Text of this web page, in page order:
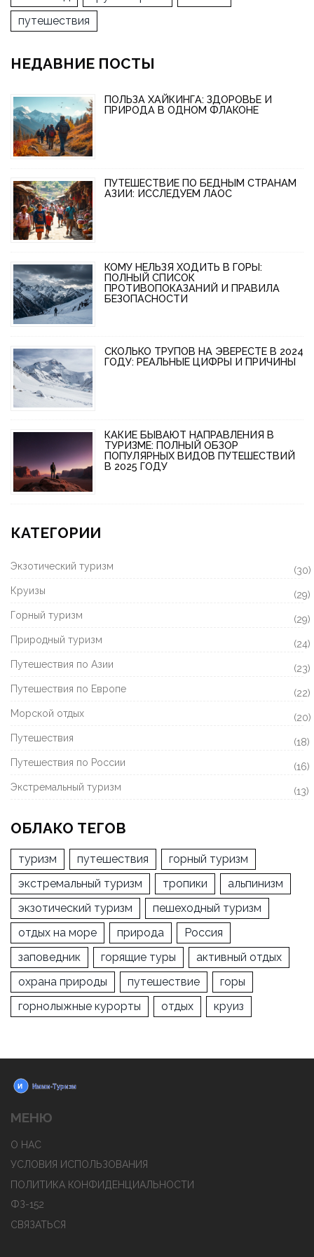
путешествия
НЕДАВНИЕ ПОСТЫ
ПОЛЬЗА ХАЙКИНГА: ЗДОРОВЬЕ И
ПРИРОДА В ОДНОМ ФЛАКОНЕ
ПУТЕШЕСТВИЕ ПО БЕДНЫМ СТРАНАМ
АЗИИ: ИССЛЕДУЕМ ЛАОС
КОМУ НЕЛЬЗЯ ХОДИТЬ В ГОРЫ:
ПОЛНЫЙ СПИСОК
ПРОТИВОПОКАЗАНИЙ И ПРАВИЛА
БЕЗОПАСНОСТИ
СКОЛЬКО ТРУПОВ НА ЭВЕРЕСТЕ В 2024
ГОДУ: РЕАЛЬНЫЕ ЦИФРЫ И ПРИЧИНЫ
КАКИЕ БЫВАЮТ НАПРАВЛЕНИЯ В
ТУРИЗМЕ: ПОЛНЫЙ ОБЗОР
ПОПУЛЯРНЫХ ВИДОВ ПУТЕШЕСТВИЙ
В 2025 ГОДУ
КАТЕГОРИИ
Экзотический туризм
(30)
Круизы
(29)
Горный туризм
(29)
Природный туризм
(24)
Путешествия по Азии
(23)
Путешествия по Европе
(22)
Морской отдых
(20)
Путешествия
(18)
Путешествия по России
(16)
Экстремальный туризм
(13)
ОБЛАКО ТЕГОВ
туризм путешествия
горный туризм
экстремальный туризм
тропики
альпинизм
экзотический туризм
пешеходный туризм
отдых на море
природа
Россия
заповедник
горящие туры
активный отдых
охрана природы
путешествие
горы
горнолыжные курорты
отдых круиз
МЕНЮ
О НАС
УСЛОВИЯ ИСПОЛЬЗОВАНИЯ
ПОЛИТИКА КОНФИДЕНЦИАЛЬНОСТИ
ФЗ-152
СВЯЗАТЬСЯ